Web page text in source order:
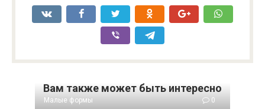
Вам также может быть интересно
Малые формы 0